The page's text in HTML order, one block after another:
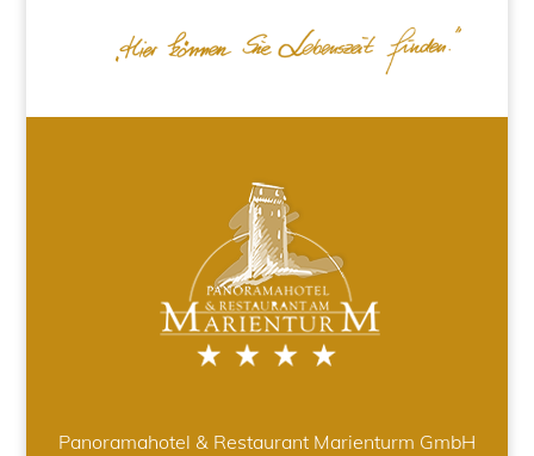
Panoramahotel & Restaurant Marienturm GmbH